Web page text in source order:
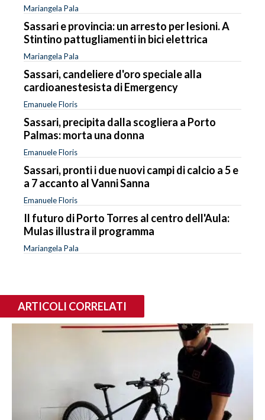
Mariangela Pala
Sassari e provincia: un arresto per lesioni. A
Stintino pattugliamenti in bici elettrica
Mariangela Pala
Sassari, candeliere d'oro speciale alla
cardioanestesista di Emergency
Emanuele Floris
Sassari, precipita dalla scogliera a Porto
Palmas: morta una donna
Emanuele Floris
Sassari, pronti i due nuovi campi di calcio a 5 e
a 7 accanto al Vanni Sanna
Emanuele Floris
Il futuro di Porto Torres al centro dell'Aula:
Mulas illustra il programma
Mariangela Pala
ARTICOLI CORRELATI